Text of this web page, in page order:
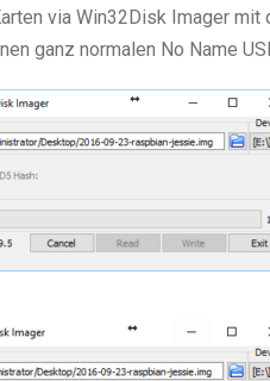
via Win32Disk Imager mit
ganz normalen No Name